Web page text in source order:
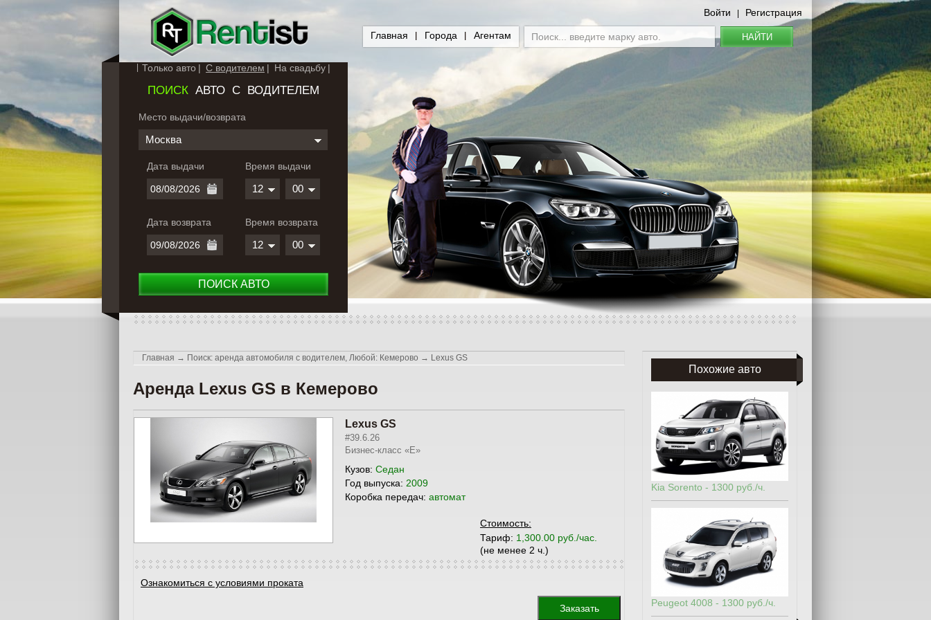
Войти Регистрация
Главная Города Агентам НАЙТИ
Только авто С водителем На свадьбу
ПОИСК АВТО С ВОДИТЕЛЕМ
Место выдачи/возврата
Москва
Дата выдачи
Дата возврата
Время выдачи
12 00
Время возврата
12 00
ПОИСК АВТО
Главная → Поиск: аренда автомобиля с водителем, Любой: Кемерово → Lexus GS
Аренда Lexus GS в Кемерово
Lexus GS
#39.6.26
Бизнес-класс «E»
Кузов: Седан
Год выпуска: 2009
Коробка передач: автомат
Стоимость:
Тариф: 1,300.00 руб./час.
(не менее 2 ч.)
Ознакомиться с условиями проката
Заказать
Похожие авто
Kia Sorento - 1300 руб./ч.
Peugeot 4008 - 1300 руб./ч.